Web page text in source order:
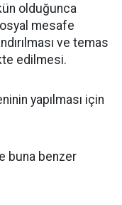
olduğunca
mesafe
ve temas
edilmesi.
yapılması için
buna benzer